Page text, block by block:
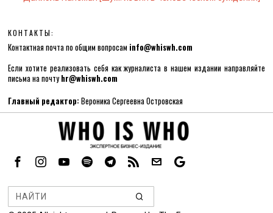
КОНТАКТЫ:
Контактная почта по общим вопросам info@whiswh.com
Если хотите реализовать себя как журналиста в нашем издании направляйте
письма на почтуhr@whiswh.com
Главный редактор: Вероника Сергеевна Островская